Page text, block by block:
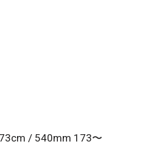
/ 540mm 173〜